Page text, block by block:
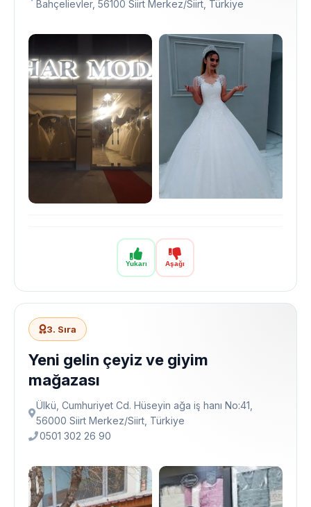
Yukarı Aşağı
Bahçelievler, 56100 Siirt Merkez/Siirt, Türkiye
3. Sıra
Yeni gelin çeyiz ve giyim
mağazası
Ülkü, Cumhuriyet Cd. Hüseyin ağa iş hanı No:41,
56000 Siirt Merkez/Siirt, Türkiye
0501 302 26 90